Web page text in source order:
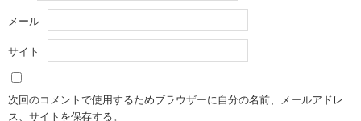
メール
サイト
次回のコメントで使用するためブラウザーに自分の名前、メールアドレ
ス、サイトを保存する。